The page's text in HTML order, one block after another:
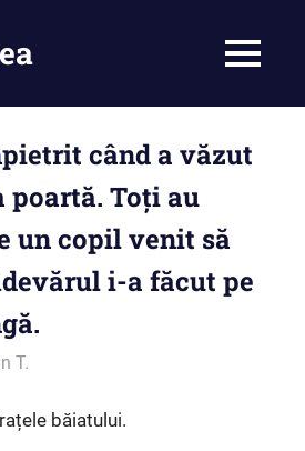
MENU
când a văzut
poartă. Toți au
un copil venit să
i-a făcut pe
T.
băiatului.